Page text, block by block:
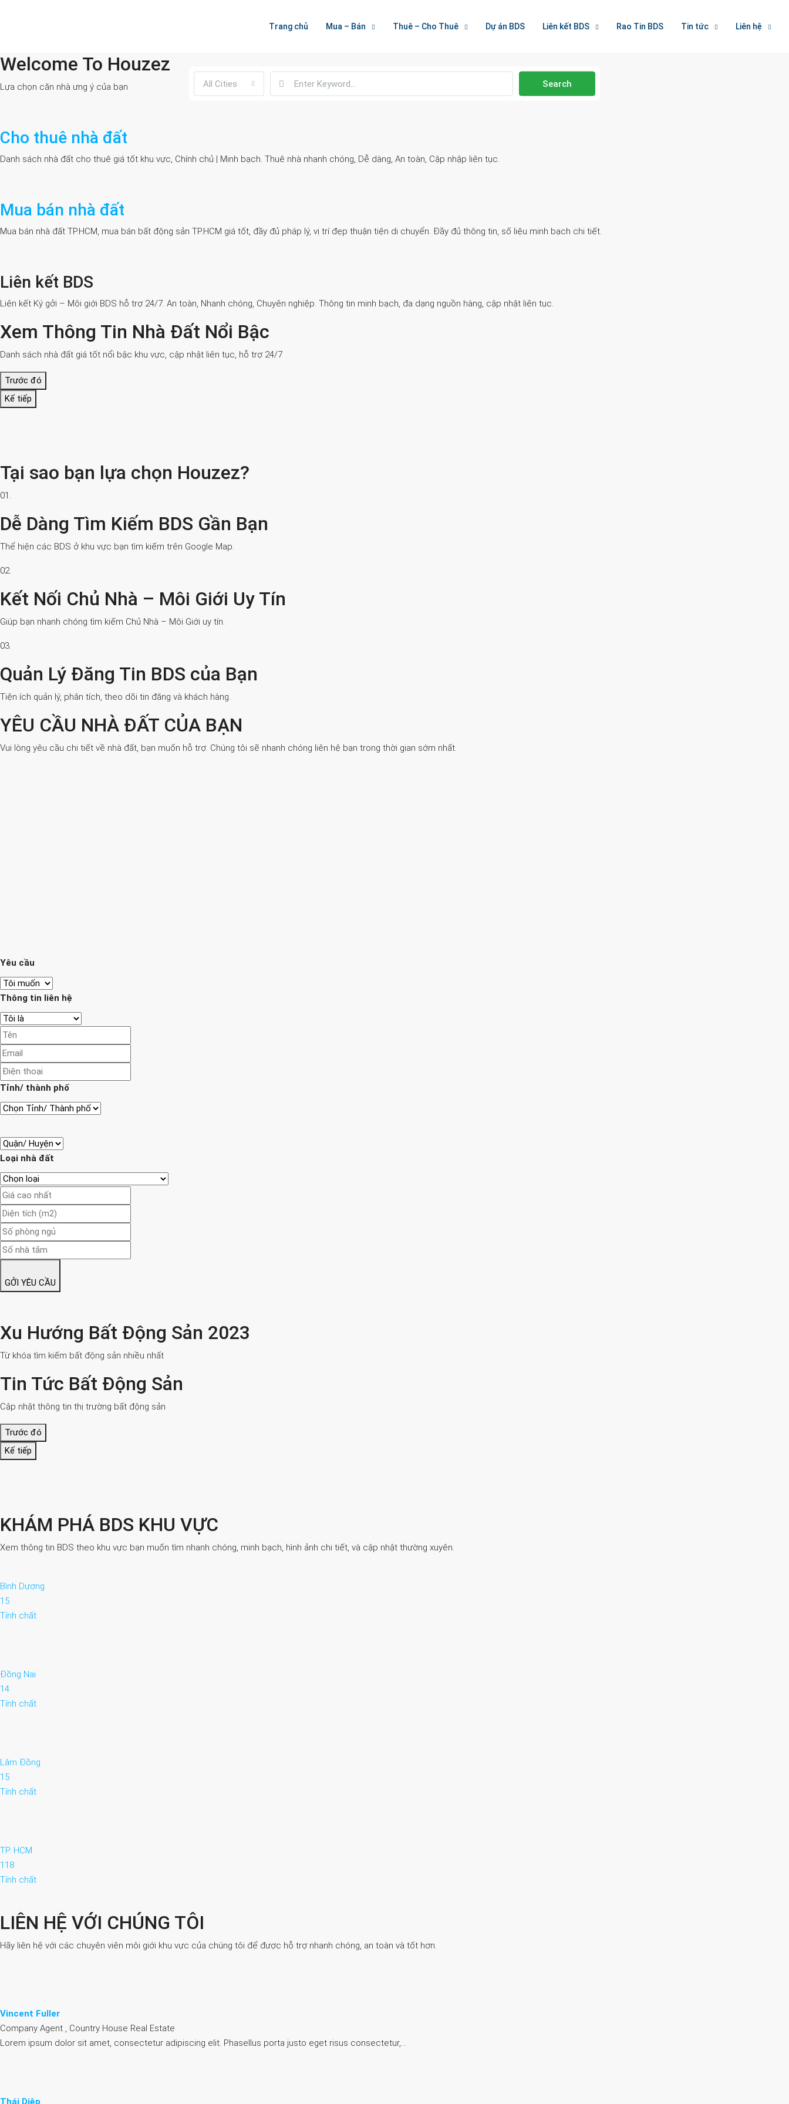
Trang chủ Mua – Bán Thuê – Cho Thuê Dự án BDS Liên kết BDS Rao Tin BDS Tin tức Liên hệ
Welcome To Houzez
All Cities Search
Welcome To Houzez
Lựa chọn căn nhà ưng ý của bạn
Cho thuê nhà đất
Danh sách nhà đất cho thuê giá tốt khu vực, Chính chủ | Minh bạch. Thuê nhà nhanh chóng, Dễ dàng, An toàn, Cập nhập liên tục.
Mua bán nhà đất
Mua bán nhà đất TP.HCM, mua bán bất động sản TP.HCM giá tốt, đầy đủ pháp lý, vị trí đẹp thuận tiện di chuyển. Đầy đủ thông tin, số liệu minh bạch chi tiết.
Liên kết BDS
Liên kết Ký gởi – Môi giới BDS hỗ trợ 24/7. An toàn, Nhanh chóng, Chuyên nghiệp. Thông tin minh bạch, đa dạng nguồn hàng, cập nhật liên tục.
Xem Thông Tin Nhà Đất Nổi Bậc
Danh sách nhà đất giá tốt nổi bậc khu vực, cập nhật liên tục, hỗ trợ 24/7
Trước đó
Kế tiếp
Tại sao bạn lựa chọn Houzez?
01.
Dễ Dàng Tìm Kiếm BDS Gần Bạn
Thể hiện các BDS ở khu vực bạn tìm kiếm trên Google Map.
02.
Kết Nối Chủ Nhà – Môi Giới Uy Tín
Giúp bạn nhanh chóng tìm kiếm Chủ Nhà – Môi Giới uy tín.
03.
Quản Lý Đăng Tin BDS của Bạn
Tiện ích quản lý, phân tích, theo dõi tin đăng và khách hàng.
YÊU CẦU NHÀ ĐẤT CỦA BẠN
Vui lòng yêu cầu chi tiết về nhà đất, bạn muốn hỗ trợ. Chúng tôi sẽ nhanh chóng liên hệ bạn trong thời gian sớm nhất.
Yêu cầu
Thông tin liên hệ
Tỉnh/ thành phố
Loại nhà đất
GỞI YÊU CẦU
Xu Hướng Bất Động Sản 2023
Từ khóa tìm kiếm bất động sản nhiều nhất
Tin Tức Bất Động Sản
Cập nhật thông tin thị trường bất động sản
Trước đó
Kế tiếp
KHÁM PHÁ BDS KHU VỰC
Xem thông tin BDS theo khu vực bạn muốn tìm nhanh chóng, minh bạch, hình ảnh chi tiết, và cập nhật thường xuyên.
Bình Dương
15
Tính chất
Đồng Nai
14
Tính chất
Lâm Đồng
15
Tính chất
TP. HCM
118
Tính chất
LIÊN HỆ VỚI CHÚNG TÔI
Hãy liên hệ với các chuyên viên môi giới khu vực của chúng tôi để được hỗ trợ nhanh chóng, an toàn và tốt hơn.
Vincent Fuller
Company Agent , Country House Real Estate
Lorem ipsum dolor sit amet, consectetur adipiscing elit. Phasellus porta justo eget risus consectetur,…
Thái Diệp